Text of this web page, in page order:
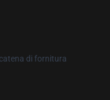
di fornitura